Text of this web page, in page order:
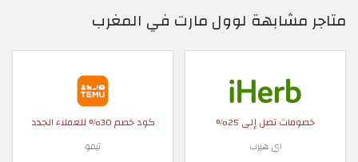
متاجر مشابهة لوول مارت في المغرب
خصومات تصل إلى 25%
اي هيرب
كود خصم 30% للعملاء الجدد
تيمو